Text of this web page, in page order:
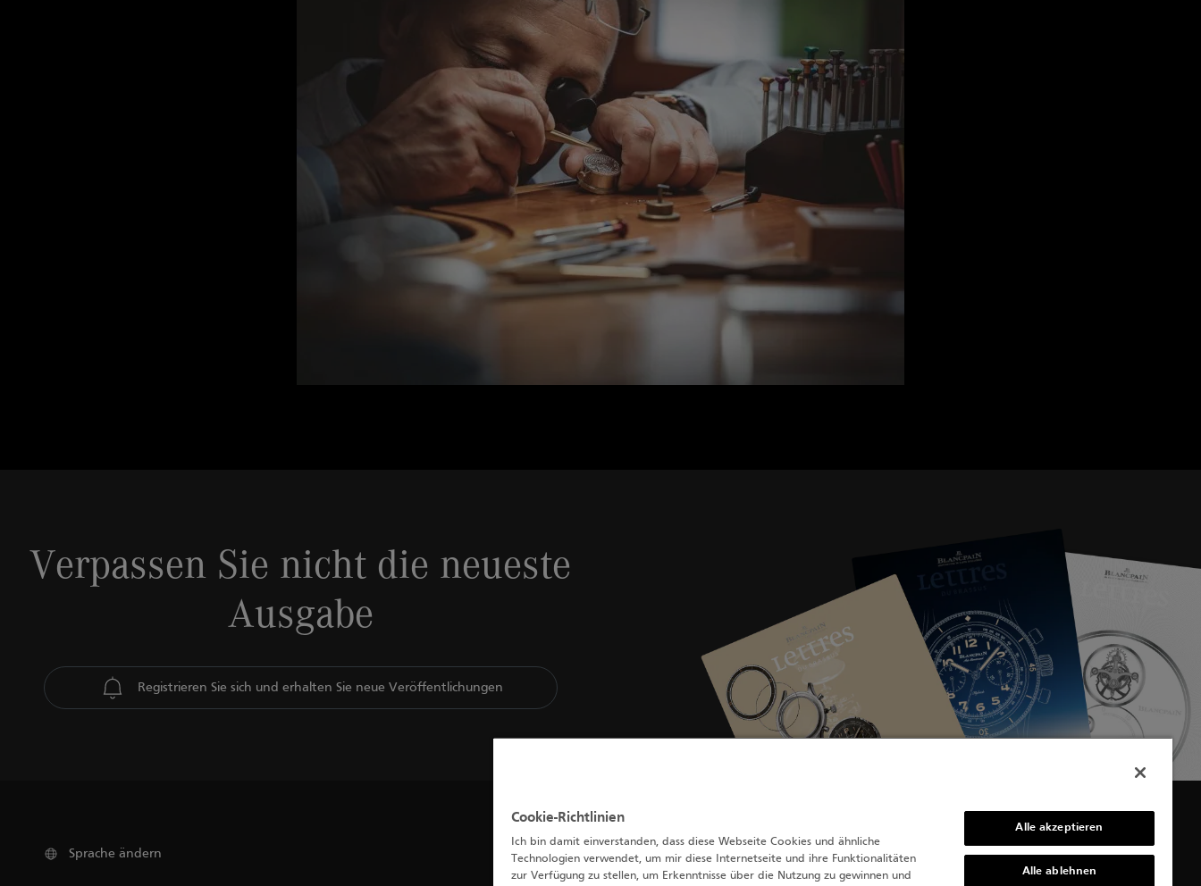
Verpassen Sie nicht die neueste
Ausgabe
Registrieren Sie sich und erhalten Sie neue Veröffentlichungen
Sprache ändern
Cookie-Richtlinien
Ich bin damit einverstanden, dass diese Webseite Cookies und ähnliche
Technologien verwendet, um mir diese Internetseite und ihre Funktionalitäten
zur Verfügung zu stellen, um Erkenntnisse über die Nutzung zu gewinnen und
Alle akzeptieren
Alle ablehnen